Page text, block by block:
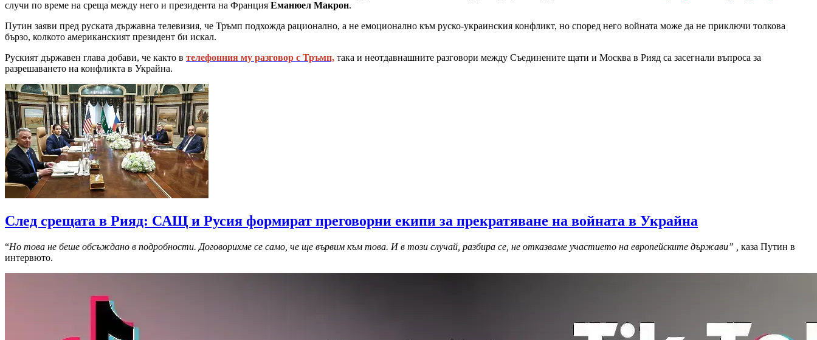
случи по време на среща между него и президента на Франция Еманюел Макрон.
Путин заяви пред руската държавна телевизия, че Тръмп подхожда рационално, а не емоционално към руско-украинския конфликт, но според него войната може да не приключи толкова
бързо, колкото американският президент би искал.
Руският държавен глава добави, че както в телефонния му разговор с Тръмп, така и неотдавнашните разговори между Съединените щати и Москва в Рияд са засегнали въпроса за
разрешаването на конфликта в Украйна.
След срещата в Рияд: САЩ и Русия формират преговорни екипи за прекратяване на войната в Украйна
“Но това не беше обсъждано в подробности. Договорихме се само, че ще вървим към това. И в този случай, разбира се, не отказваме участието на европейските държави” , каза Путин в
интервюто.